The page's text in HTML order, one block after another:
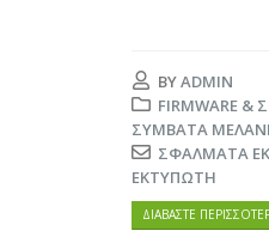
BYADMIN
FIRMWARE
ΣΥΜΒΑΤΆ
ΣΦΆΛΜΑΤΑ
ΕΚΤΥΠΩΤΉ
ΔΙΑΒΆΣΤΕ